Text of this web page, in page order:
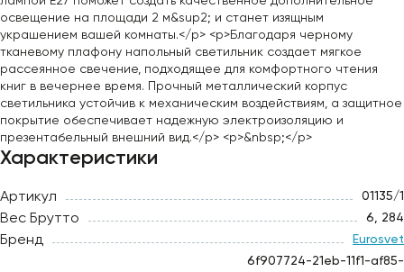
освещение на площади 2 м&sup2; и станет изящным
украшением вашей комнаты.</p> <p>Благодаря черному
тканевому плафону напольный светильник создает мягкое
рассеянное свечение, подходящее для комфортного чтения
книг в вечернее время. Прочный металлический корпус
светильника устойчив к механическим воздействиям, а защитное
покрытие обеспечивает надежную электроизоляцию и
презентабельный внешний вид.</p> <p>&nbsp;</p>
Характеристики
Артикул 01135/1
Вес Брутто 6, 284
Бренд Eurosvet
6f907724-21eb-11f1-af85-